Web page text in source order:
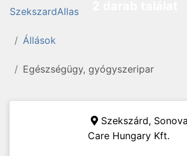
SzekszardAllas
Állások
Egészségügy, gyógyszeripar
Szekszárd,
Care Hungary Kft.